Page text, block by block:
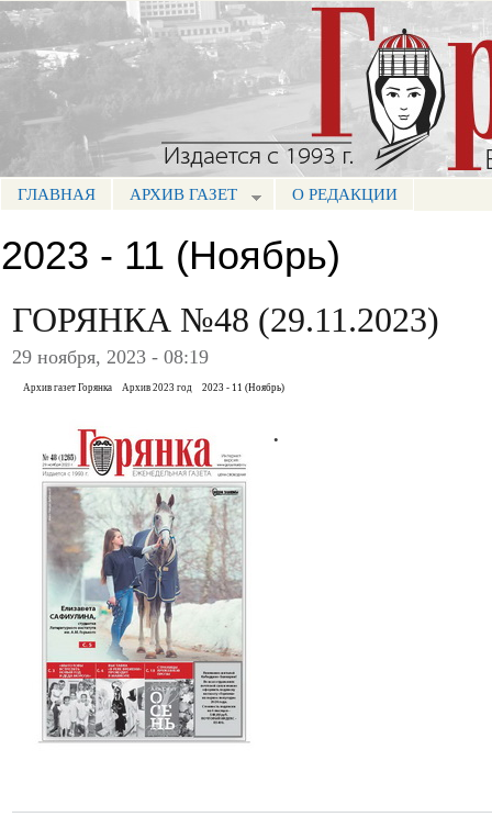
Портал СМИ КБР
МЕНЮ ГОРЯНКА
ГЛАВНАЯ АРХИВ ГАЗЕТ О РЕДАКЦИИ
2023 - 11 (Ноябрь)
ГОРЯНКА №48 (29.11.2023)
29 ноября, 2023 - 08:19
Архив газет Горянка Архив 2023 год 2023 - 11 (Ноябрь)
.